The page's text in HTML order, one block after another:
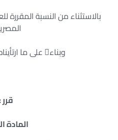
بالاستثناء من النسبة المقررة
وبناء على ما ارتأيناه ولصالح العمل ؛
قرر
المادة